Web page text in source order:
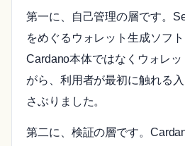
第一に、自己管理の層です。
をめぐるウォレット生成ソフト
Cardano本体ではなくウォレ
がら、利用者が最初に触れる
さぶりました。
第二に、検証の層です。